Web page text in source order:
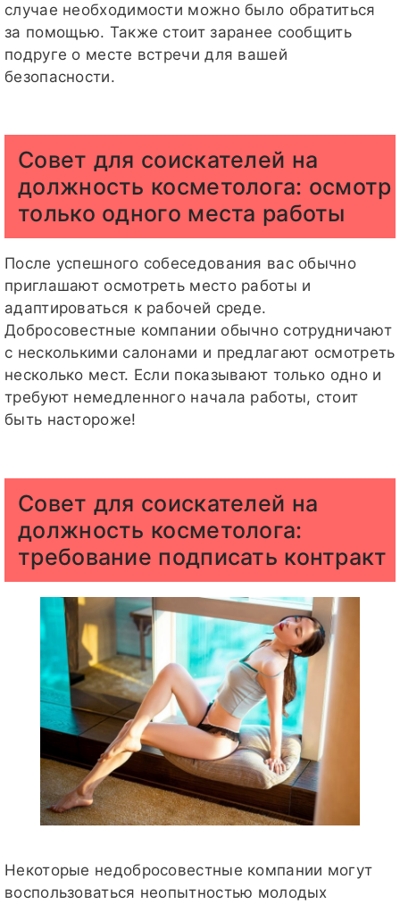
случае необходимости можно было обратиться
за помощью. Также стоит заранее сообщить
подруге о месте встречи для вашей
безопасности.
Совет для соискателей на
должность косметолога: осмотр
только одного места работы
После успешного собеседования вас обычно
приглашают осмотреть место работы и
адаптироваться к рабочей среде.
Добросовестные компании обычно сотрудничают
с несколькими салонами и предлагают осмотреть
несколько мест. Если показывают только одно и
требуют немедленного начала работы, стоит
быть настороже!
Совет для соискателей на
должность косметолога:
требование подписать контракт
Некоторые недобросовестные компании могут
воспользоваться неопытностью молодых